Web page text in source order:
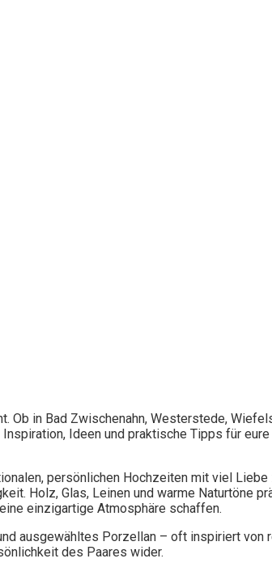
Ob in Bad Zwischenahn, Westerstede,
Ideen und praktische Tipps für
persönlichen Hochzeiten mit viel Liebe
Holz, Glas, Leinen und warme Naturtöne
einzigartige Atmosphäre schaffen.
ausgewähltes Porzellan – oft inspiriert von
des Paares wider.